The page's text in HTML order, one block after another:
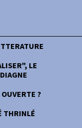
LE
?
THRINLÉ